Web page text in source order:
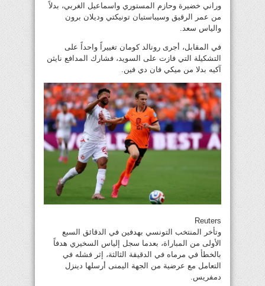
وراني خضيرة وحازم المستوري واسماعيل الغربي، بدلاً
من عمر الرقيق وسيباستيان تونيكتي وديلان برون
والياس سعد.
في المقابل، أجرى رونالد كومان تغييراً واحداً على
التشكيلة التي فازت على السويد، فشارك المدافع نايثن
آكيه بدلا من ميكي فان دي فين.
Reuters
وتأخر المنتخب التونسي بهدفين في الدقائق السبع
الأولى من المباراة، بعدما سجل إلياس السخيري هدفاً
بالخطأ في مرماه في الدقيقة الثالثة، إثر فشله في
التعامل مع عرضية من الجهة اليمنى أرسلها دينزل
دمفريس.